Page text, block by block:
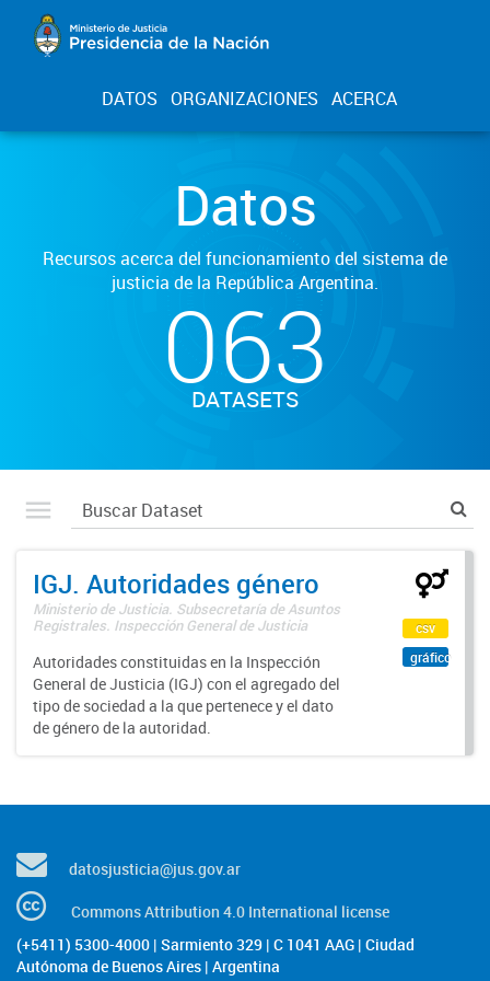
DATOS ORGANIZACIONES ACERCA
Datos
Recursos acerca del funcionamiento del sistema de
justicia de la República Argentina.
063
DATASETS
IGJ. Autoridades género
Ministerio de Justicia. Subsecretaría de Asuntos
Registrales. Inspección General de Justicia
Autoridades constituidas en la Inspección
General de Justicia (IGJ) con el agregado del
tipo de sociedad a la que pertenece y el dato
de género de la autoridad.
csv
gráfico
datosjusticia@jus.gov.ar
Commons Attribution 4.0 International license
(+5411) 5300-4000 | Sarmiento 329 | C 1041 AAG | Ciudad
Autónoma de Buenos Aires | Argentina